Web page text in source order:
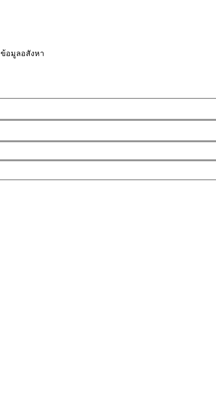
ข้อมูลอสังหา